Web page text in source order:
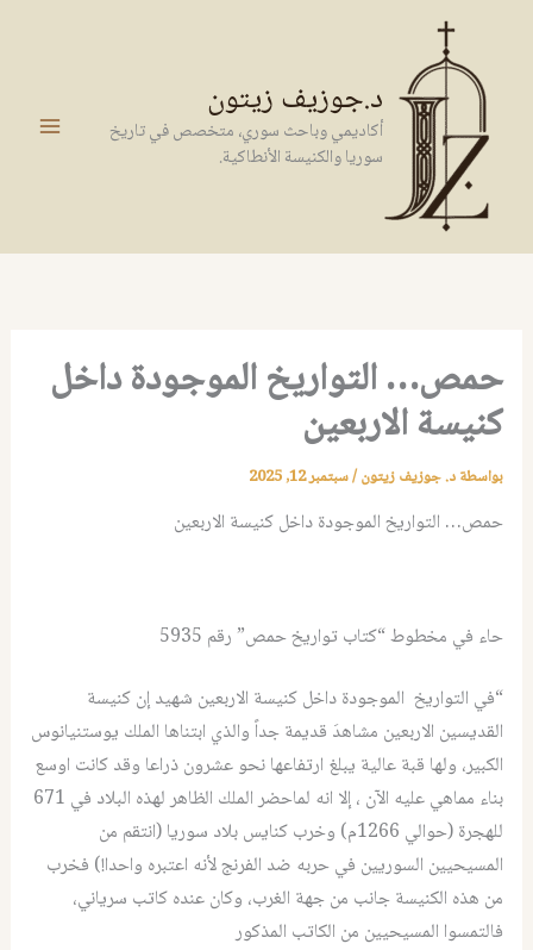
المحتوى
د.جوزيف زيتون
أكاديمي وباحث سوري، متخصص في تاريخ
سوريا والكنيسة الأنطاكية.
حمص… التواريخ الموجودة داخل
كنيسة الاربعين
بواسطةد. جوزيف زيتون/سبتمبر 12, 2025
حمص… التواريخ الموجودة داخل كنيسة الاربعين
حاء في مخطوط “كتاب تواريخ حمص” رقم 5935
“في التواريخ الموجودة داخل كنيسة الاربعين شهيد إن كنيسة
القديسين الاربعين مشاهدَ قديمة جداً والذي ابتناها الملك يوستنيانوس
الكبير، ولها قبة عالية يبلغ ارتفاعها نحو عشرون ذراعا وقد كانت اوسع
بناء مماهي عليه الآن ، إلا انه لماحضر الملك الظاهر لهذه البلاد في 671
للهجرة (حوالي 1266م) وخرب كنايس بلاد سوريا (انتقم من
المسيحيين السوريين في حربه ضد الفرنج لأنه اعتبره واحدا!) فخرب
من هذه الكنيسة جانب من جهة الغرب، وكان عنده كاتب سرياني،
فالتمسوا المسيحيين من الكاتب المذكور